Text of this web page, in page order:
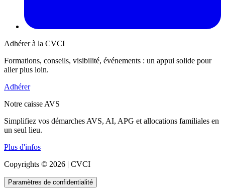
Adhérer à la CVCI
Formations, conseils, visibilité, événements : un appui solide pour
aller plus loin.
Adhérer
Notre caisse AVS
Simplifiez vos démarches AVS, AI, APG et allocations familiales en
un seul lieu.
Plus d'infos
Copyrights © 2026 | CVCI
Paramètres de confidentialité